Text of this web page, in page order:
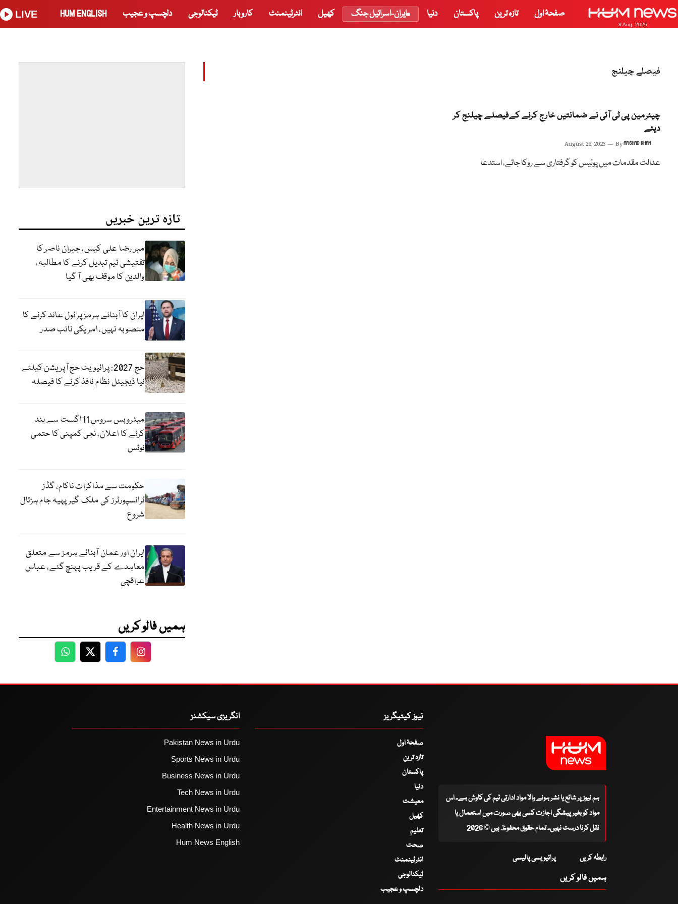
8 Aug, 2026
صفحۂ اول تازہ ترین پاکستان دنیا ایران-اسرائیل جنگ کھیل انٹرٹینمنٹ کاروبار ٹیکنالوجی دلچسپ و عجیب HUM ENGLISH
LIVE
فیصلے چیلنج
چیئرمین پی ٹی آئی نے ضمانتیں خارج کرنے کےفیصلے چیلنج کر
دیئے
August 26, 2023 ByARSHAD KHAN
عدالت مقدمات میں پولیس کو گرفتاری سے روکا جائے، استدعا
تازہ ترین خبریں
میر رضا علی کیس، جبران ناصر کا
تفتیشی ٹیم تبدیل کرنے کا مطالبہ،
والدین کا موقف بھی آ گیا
ایران کا آبنائے ہرمز پر ٹول عائد کرنے کا
منصوبہ نہیں، امریکی نائب صدر
حج 2027: پرائیویٹ حج آپریشن کیلئے
نیا ڈیجیٹل نظام نافذ کرنے کا فیصلہ
میٹرو بس سروس 11 اگست سے بند
کرنے کا اعلان، نجی کمپنی کا حتمی
نوٹس
حکومت سے مذاکرات ناکام، گڈز
ٹرانسپورٹرز کی ملک گیر پہیہ جام ہڑتال
شروع
ایران اور عمان آبنائے ہرمز سے متعلق
معاہدے کے قریب پہنچ گئے، عباس
عراقچی
ہمیں فالو کریں
WhatsApp
TwitterFacebookFacebook
ہم نیوز پر شائع یا نشر ہونے والا مواد ادارتی ٹیم کی کاوش ہے۔ اس
مواد کو بغیر پیشگی اجازت کسی بھی صورت میں استعمال یا
نقل کرنا درست نہیں۔ تمام حقوق محفوظ ہیں © 2026
رابطہ کریں پرائیویسی پالیسی
ہمیں فالو کریں
نیوز کیٹیگریز
صفحۂ اول
تازہ ترین
پاکستان
دنیا
معیشت
کھیل
تعلیم
صحت
انٹرٹینمنٹ
ٹیکنالوجی
دلچسپ و عجیب
انگریزی سیکشنز
Pakistan News in Urdu
Sports News in Urdu
Business News in Urdu
Tech News in Urdu
Entertainment News in Urdu
Health News in Urdu
Hum News English